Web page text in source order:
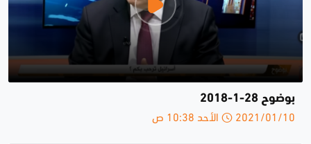
بوضوح 28-1-2018
2021/01/10 الأحد 10:38 ص